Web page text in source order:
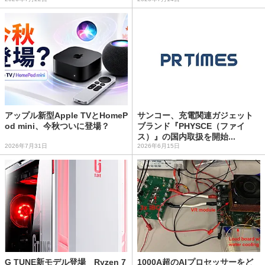
アップル新型Apple TVとHomeP
od mini、今秋ついに登場？
2026年7月31日
サンコー、充電関連ガジェット
ブランド『PHYSCE（ファイ
ス）』の国内取扱を開始...
2026年6月15日
G TUNE新モデル登場 Ryzen 7 1000A超のAIプロセッサーをど